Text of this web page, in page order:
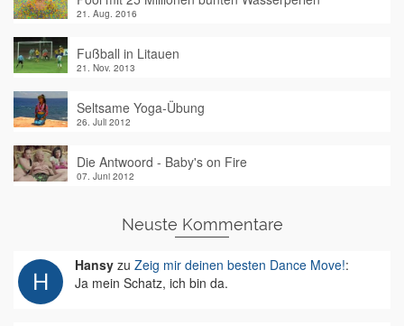
21. Aug. 2016
Fußball in Litauen
21. Nov. 2013
Seltsame Yoga-Übung
26. Juli 2012
Die Antwoord - Baby's on Fire
07. Juni 2012
Neuste Kommentare
Hansy zu Zeig mir deinen besten Dance Move!:
Ja mein Schatz, ich bin da.